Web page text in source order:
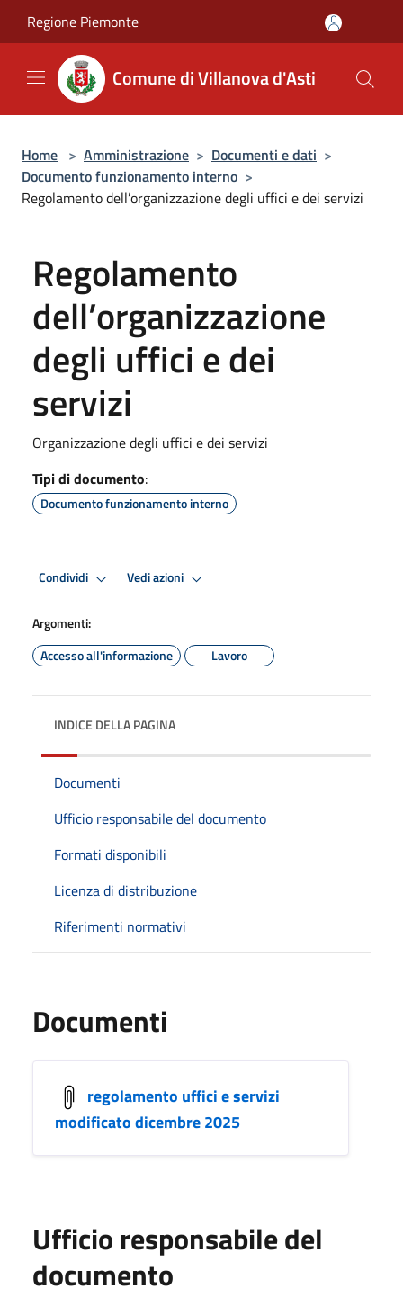
Regione Piemonte
Comune di Villanova d'Asti
Home > Amministrazione > Documenti e dati >
Documento funzionamento interno >
Regolamento dell’organizzazione degli uffici e dei servizi
Regolamento
dell’organizzazione
degli uffici e dei
servizi
Organizzazione degli uffici e dei servizi
Tipi di documento:
Documento funzionamento interno
Condividi Vedi azioni
Argomenti:
Accesso all'informazione
Lavoro
INDICE DELLA PAGINA
Documenti
Ufficio responsabile del documento
Formati disponibili
Licenza di distribuzione
Riferimenti normativi
Documenti
regolamento uffici e servizi
modificato dicembre 2025
Ufficio responsabile del
documento